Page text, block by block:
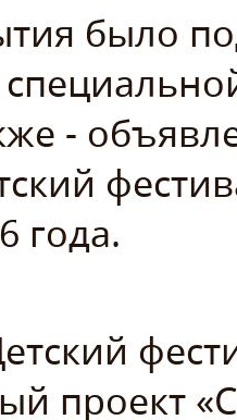
было
-
года.
проект